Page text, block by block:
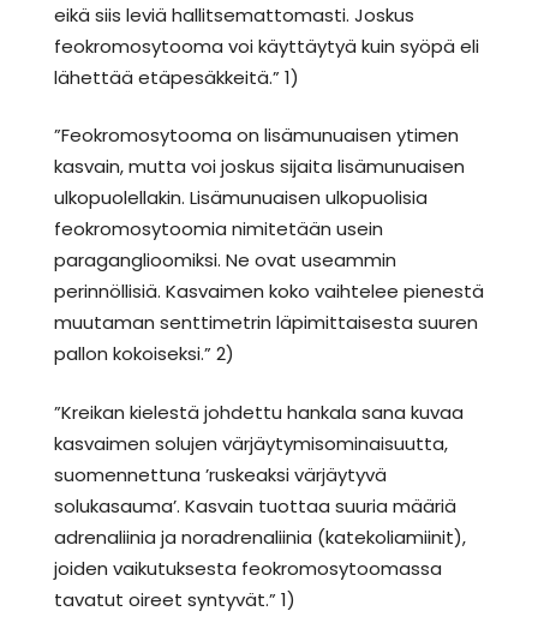
eikä siis leviä hallitsemattomasti. Joskus
feokromosytooma voi käyttäytyä kuin syöpä eli
lähettää etäpesäkkeitä.” 1)
”Feokromosytooma on lisämunuaisen ytimen
kasvain, mutta voi joskus sijaita lisämunuaisen
ulkopuolellakin. Lisämunuaisen ulkopuolisia
feokromosytoomia nimitetään usein
paraganglioomiksi. Ne ovat useammin
perinnöllisiä. Kasvaimen koko vaihtelee pienestä
muutaman senttimetrin läpimittaisesta suuren
pallon kokoiseksi.” 2)
”Kreikan kielestä johdettu hankala sana kuvaa
kasvaimen solujen värjäytymisominaisuutta,
suomennettuna ’ruskeaksi värjäytyvä
solukasauma’. Kasvain tuottaa suuria määriä
adrenaliinia ja noradrenaliinia (katekoliamiinit),
joiden vaikutuksesta feokromosytoomassa
tavatut oireet syntyvät.” 1)